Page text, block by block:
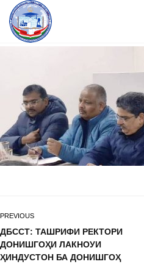
PREVIOUS
ДБССТ: ТАШРИФИ РЕКТОРИ
ДОНИШГОҲИ ЛАКНОУИ
ҲИНДУСТОН БА ДОНИШГОҲ